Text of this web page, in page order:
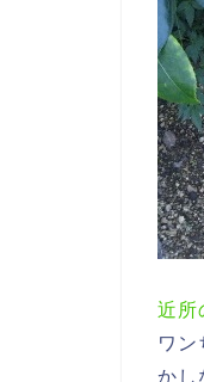
近所
ワン
かし